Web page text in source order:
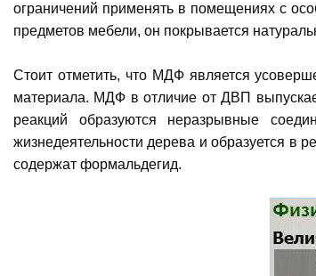
ограничений применять в помещениях с
предметов мебели, он покрывается
Стоит отметить, что МДФ является
материала. МДФ в отличие от ДВП
реакций образуются неразрывные
жизнедеятельности дерева и образуется в
содержат формальдегид.